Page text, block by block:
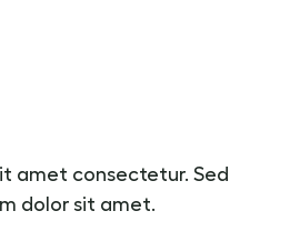
amet consectetur. Sed
dolor sit amet.